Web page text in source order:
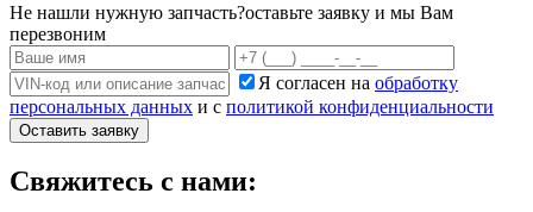
Не нашли нужную запчасть?оставьте заявку и мы Вам
перезвоним
Я согласен на обработку
персональных данных и с политикой конфиденциальности
Оставить заявку
Свяжитесь с нами: